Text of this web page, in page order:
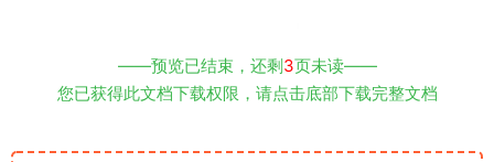
——预览已结束，还剩3页未读——
您已获得此文档下载权限，请点击底部下载完整文档